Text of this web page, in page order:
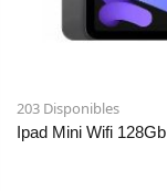
203 Disponibles
Ipad Mini Wifi 128Gb